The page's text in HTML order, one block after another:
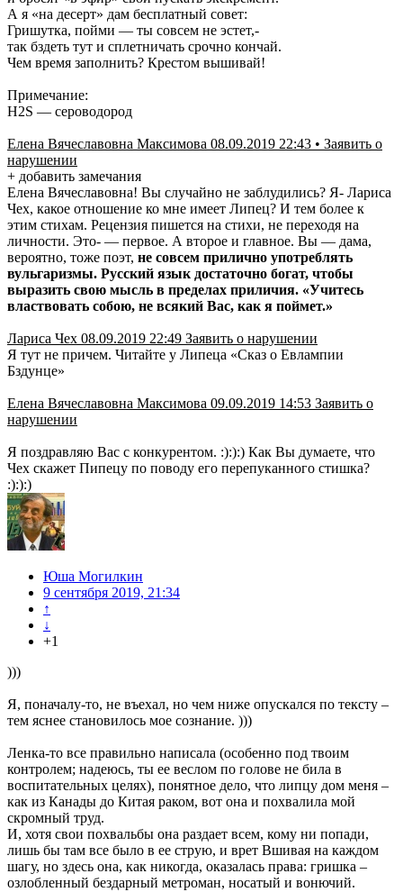
А я «на десерт» дам бесплатный совет:
Гришутка, пойми — ты совсем не эстет,-
так бздеть тут и сплетничать срочно кончай.
Чем время заполнить? Крестом вышивай!
Примечание:
H2S — сероводород
Елена Вячеславовна Максимова 08.09.2019 22:43 • Заявить о
нарушении
+ добавить замечания
Елена Вячеславовна! Вы случайно не заблудились? Я- Лариса
Чех, какое отношение ко мне имеет Липец? И тем более к
этим стихам. Рецензия пишется на стихи, не переходя на
личности. Это- — первое. А второе и главное. Вы — дама,
вероятно, тоже поэт, не совсем прилично употреблять
вульгаризмы. Русский язык достаточно богат, чтобы
выразить свою мысль в пределах приличия. «Учитесь
властвовать собою, не всякий Вас, как я поймет.»
Лариса Чех 08.09.2019 22:49 Заявить о нарушении
Я тут не причем. Читайте у Липеца «Сказ о Евлампии
Бздунце»
Елена Вячеславовна Максимова 09.09.2019 14:53 Заявить о
нарушении
Я поздравляю Вас с конкурентом. :):):) Как Вы думаете, что
Чех скажет Пипецу по поводу его перепуканного стишка?
:):):)
Юша Могилкин
9 сентября 2019, 21:34
↑
↓
+1
)))
Я, поначалу-то, не въехал, но чем ниже опускался по тексту –
тем яснее становилось мое сознание. )))
Ленка-то все правильно написала (особенно под твоим
контролем; надеюсь, ты ее веслом по голове не била в
воспитательных целях), понятное дело, что липцу дом меня –
как из Канады до Китая раком, вот она и похвалила мой
скромный труд.
И, хотя свои похвальбы она раздает всем, кому ни попади,
лишь бы там все было в ее струю, и врет Вшивая на каждом
шагу, но здесь она, как никогда, оказалась права: гришка –
озлобленный бездарный метроман, носатый и вонючий.